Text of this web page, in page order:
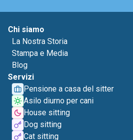
Chi siamo
La Nostra Storia
Stampa e Media
Blog
Servizi
Pensione a casa del sitter
Asilo diurno per cani
House sitting
Dog sitting
Cat sitting